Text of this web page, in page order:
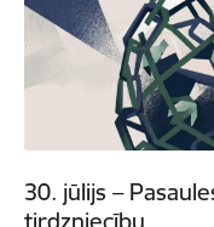
30. jūlijs –
tirdzniecību